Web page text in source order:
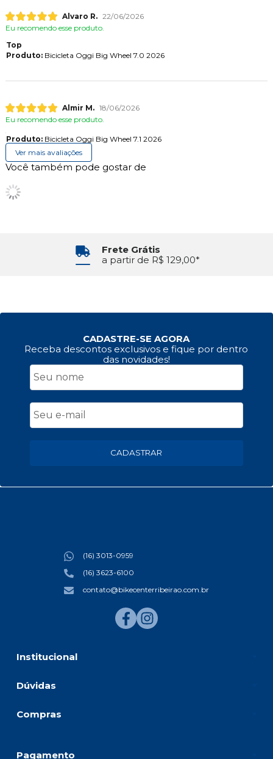
Alvaro R. 22/06/2026
Eu recomendo esse produto.
Top
Produto:Bicicleta Oggi Big Wheel 7.0 2026
Almir M. 18/06/2026
Eu recomendo esse produto.
Produto:Bicicleta Oggi Big Wheel 7.1 2026
Ver mais avaliações
Você também pode gostar de
Frete Grátis
a partir de R$ 129,00*
CADASTRE-SE AGORA
Receba descontos exclusivos e fique por dentro
das novidades!
CADASTRAR
Institucional
Dúvidas
Compras
(16) 3013-0959
(16) 3623-6100
contato@bikecenterribeirao.com.br
Pagamento